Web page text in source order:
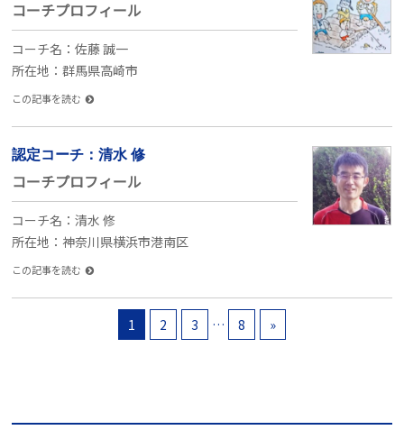
コーチプロフィール
コーチ名：佐藤 誠一
所在地：群馬県高崎市
この記事を読む
認定コーチ：清水 修
コーチプロフィール
コーチ名：清水 修
所在地：神奈川県横浜市港南区
この記事を読む
1 2 3 … 8 »